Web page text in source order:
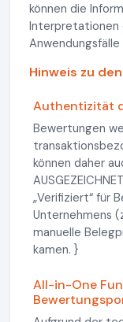
können die
Interpretationen
Hinweis zu
Authentizität
Bewertungen
können daher
„Verifiziert“ für
Unternehmens
manuelle
kamen. }
All-in-One